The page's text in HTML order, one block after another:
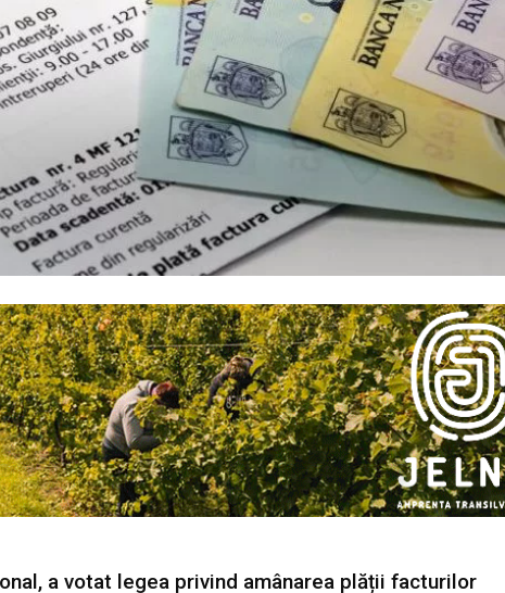
a votat legea privind amânarea plății facturilor